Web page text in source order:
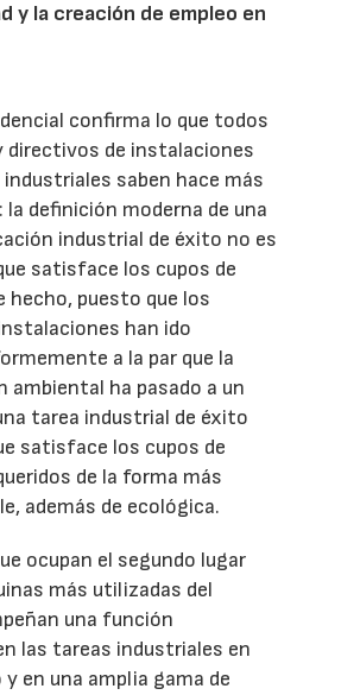
y la creación de empleo en
confirma lo que todos
directivos de instalaciones
saben hace más
la definición moderna de una
industrial de éxito no es
satisface los cupos de
hecho, puesto que los
han ido
a la par que la
ambiental ha pasado a un
tarea industrial de éxito
satisface los cupos de
de la forma más
además de ecológica.
ocupan el segundo lugar
más utilizadas del
una función
las tareas industriales en
en una amplia gama de